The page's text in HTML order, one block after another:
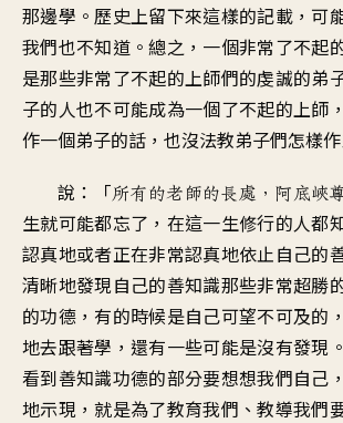
那邊學 。 歷史上留下來這樣的記載 ， 可
我們也不知道 。總之，一個非常了不起
是那些非常了不起的 上師們的虔誠的弟
子的人也不可能成為一個了不起的上師 ，
作一個弟子的話 ， 也沒法教弟子們怎樣
說：「所有的老師的長處 ， 阿底峽
生就可能都忘了 ， 在這一生修行的人都
認真地或者正在非常認真地依止自己的
清晰地發現自己的善知識那些非常超勝
的功德 ， 有的時候是自己可望不可及的
地去跟著學 ，還有一些可能是沒有發現
看到善知識功德的部分要想想我們自己 ，
地示現 ，就是為了教育我們、教導我們